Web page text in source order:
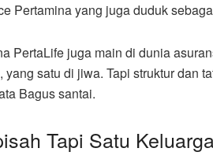
Pertamina yang juga duduk
PertaLife juga main di dunia
yang satu di jiwa. Tapi struktur dan
Bagus santai.
Tapi Satu